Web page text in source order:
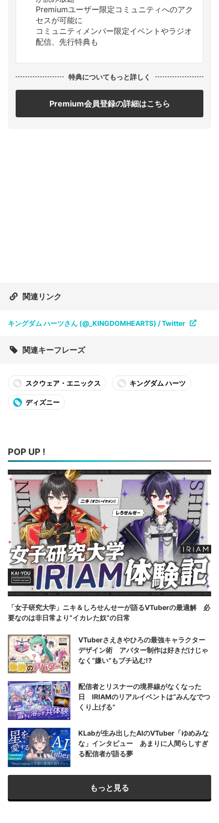
Premiumユーザー限定コミュニティへのアク
セスが可能に
コミュニティメンバー限定イベントやラジオ
配信、先行特典も
特典についてもっと詳しく
Premium会員登録の詳細はこちら
関連リンク
キングダム ハーツさん (@_KINGDOMHEARTS) / Twitter
関連キーフレーズ
スクウェア・エニックス キングダム ハーツ
ディズニー
POP UP !
「女子研究大学」ニキ＆しろせんせーが語るVTuberの最適解 必
要なのは非日常より“イカレた奴”の日常
VTuberさえきやひろの最強キャラクター
デザイン術 アバター制作は好きだけじゃ
なく“嫌い”もブチ込む!?
配信者とリスナーの境界線がなくなった
日 IRIAMのリアルイベントは“みんなでつ
くり上げる”
KLabが生み出したAIのVTuber「ゆめみな
な」インタビュー あまりに人間らしすぎ
る配信者が語る夢
もっと見る